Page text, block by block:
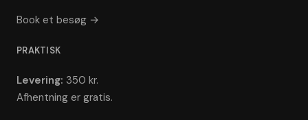
Book et besøg →
PRAKTISK
Levering: 350 kr.
Afhentning er gratis.